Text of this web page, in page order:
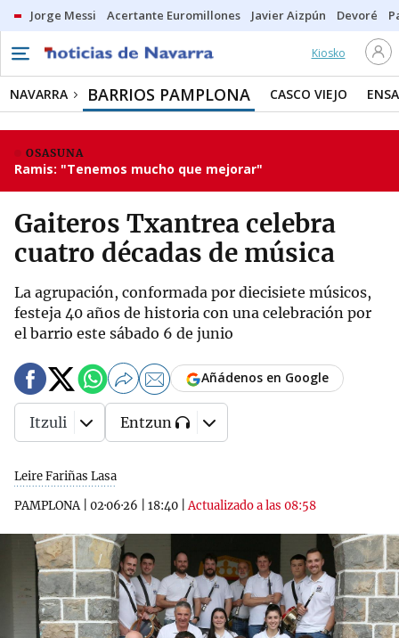
Jorge Messi Acertante Euromillones Javier Aizpún Devoré
Kiosko
NAVARRA BARRIOS PAMPLONA CASCO VIEJO
OSASUNA
Ramis: "Tenemos mucho que mejorar"
Gaiteros Txantrea celebra
cuatro décadas de música
La agrupación, conformada por diecisiete músicos,
festeja 40 años de historia con una celebración por
el barrio este sábado 6 de junio
Leire Fariñas Lasa
PAMPLONA| 02·06·26 18:40 |Actualizado a las 08:58
Añádenos en Google
Itzuli Entzun